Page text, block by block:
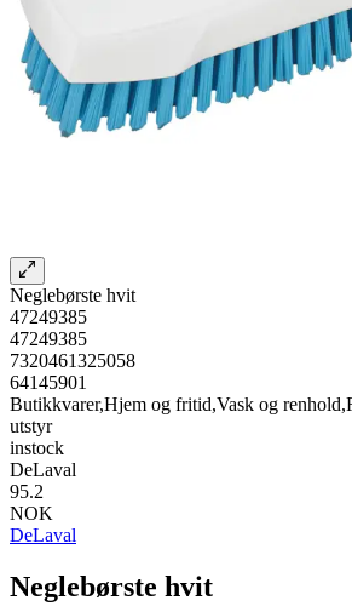
Neglebørste hvit
47249385
47249385
7320461325058
64145901
Butikkvarer,Hjem og fritid,Vask og
utstyr
instock
DeLaval
95.2
NOK
DeLaval
Neglebørste hvit